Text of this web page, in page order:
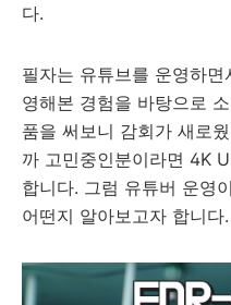
다.
필자는 유튜브를 운영하
영해본 경험을 바탕으로
품을 써보니 감회가 새로
까 고민중인분이라면 4K
합니다. 그럼 유튜버 운영
어떤지 알아보고자 합니다.